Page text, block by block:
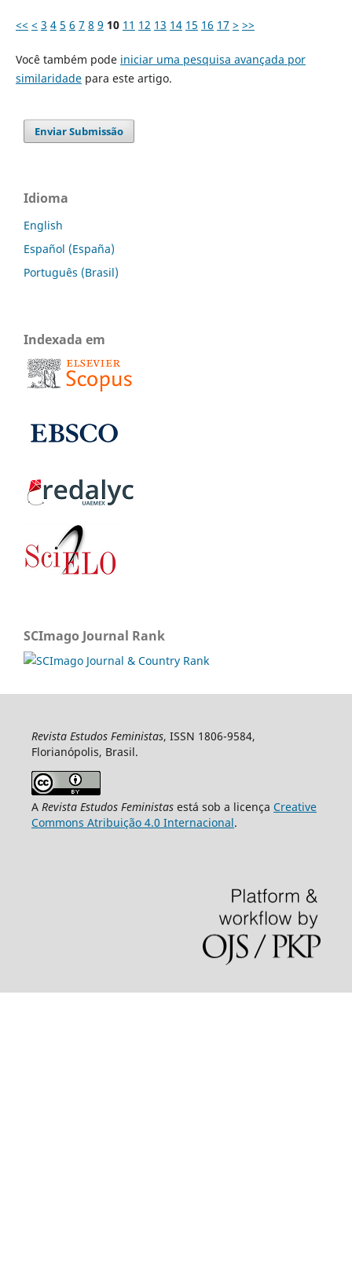
<< < 3 4 5 6 7 8 9 10 11 12 13 14 15 16 17 > >>
Você também pode iniciar uma pesquisa avançada por
similaridadepara este artigo.
Enviar Submissão
Idioma
English
Español (España)
Português (Brasil)
Indexada em
SCImago Journal Rank
Revista Estudos Feministas, ISSN 1806-9584,
Florianópolis, Brasil.
A Revista Estudos Feministasestá sob a licença Creative
Commons Atribuição 4.0 Internacional.